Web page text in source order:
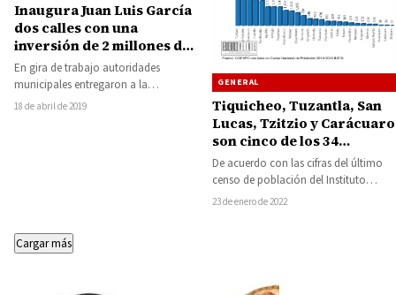
Inaugura Juan Luis García
dos calles con una
inversión de 2 millones de
pesos
En gira de trabajo autoridades
municipales entregaron a la
población, las pavimentaciones de
18 de abril de 2019
GENERAL
Tiquicheo, Tuzantla, San
Lucas, Tzitzio y Carácuaro
son cinco de los 34
municipios de Michoacán
que han perdido población
De acuerdo con las cifras del último
censo de población del Instituto
Nacional de Estadística y Geografía
23 de enero de 2022
Cargar más